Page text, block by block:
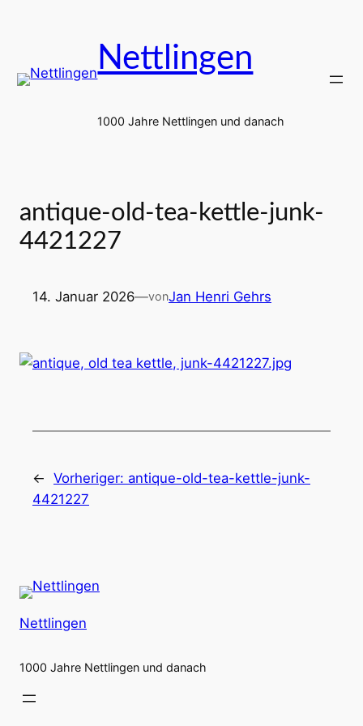
Nettlingen
1000 Jahre Nettlingen und danach
antique-old-tea-kettle-junk-
4421227
14. Januar 2026—vonJan Henri Gehrs
← Vorheriger: antique-old-tea-kettle-junk-
4421227
Nettlingen
1000 Jahre Nettlingen und danach